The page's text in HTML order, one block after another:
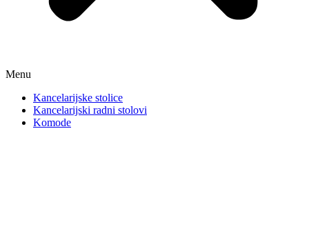
Menu
Kancelarijske stolice
Kancelarijski radni stolovi
Komode